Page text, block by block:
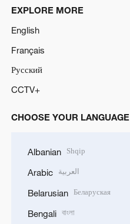
EXPLORE MORE
English
Français
Русский
CCTV+
CHOOSE YOUR LANGUAGE
Albanian Shqip
Arabic العربية
Belarusian Беларуская
Bengali বাংলা